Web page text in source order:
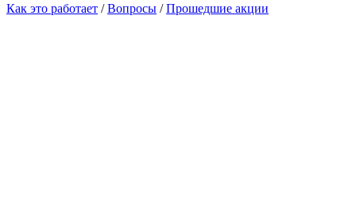
Как это работает / Вопросы / Прошедшие акции